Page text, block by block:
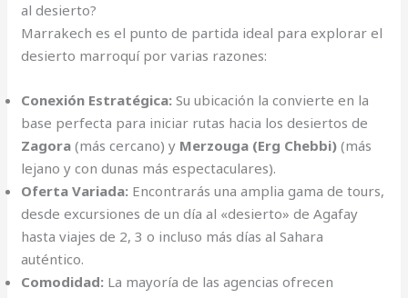
al desierto?
Marrakech es el punto de partida ideal para explorar el
desierto marroquí por varias razones:
Conexión Estratégica: Su ubicación la convierte en la
base perfecta para iniciar rutas hacia los desiertos de
Zagora (más cercano) y Merzouga (Erg Chebbi) (más
lejano y con dunas más espectaculares).
Oferta Variada: Encontrarás una amplia gama de tours,
desde excursiones de un día al «desierto» de Agafay
hasta viajes de 2, 3 o incluso más días al Sahara
auténtico.
Comodidad: La mayoría de las agencias ofrecen